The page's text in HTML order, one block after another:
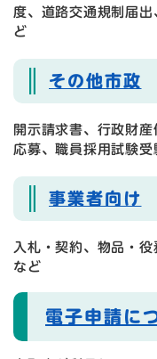
度、道路交通規制届
ど
その他市政​
開示請求書、行政財
応募、職員採用試験受
事業者向け​
入札・契約、物品・
など
電子申請に